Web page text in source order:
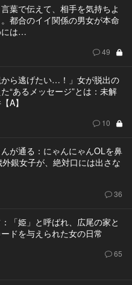
言葉で伝えて、相手を気持ちよ
都合のイイ関係の男女が本命
には…
49
から逃げたい…！」女が脱出の
“あるメッセージ”とは：未解
A】
10
が通る：にゃんにゃんOLを鼻
銀女子が、絶対口には出さな
36
「姫」と呼ばれ、広尾の家と
ドを与えられた女の日常
65